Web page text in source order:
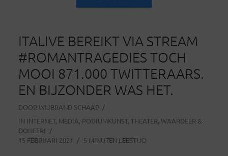
ITALIVE BEREIKT VIA STREAM
#ROMANTRAGEDIES TOCH
MOOI 871.000 TWITTERAARS.
EN BIJZONDER WAS HET.
DOOR WIJBRAND SCHAAP
IN INTERNET, MEDIA, PODIUMKUNST, THEATER, WAARDEER &
DONEER!
15 FEBRUARI 2021
5 MINUTEN LEESTIJD